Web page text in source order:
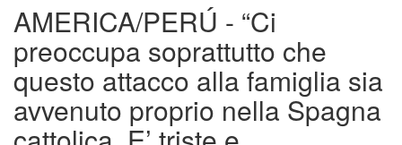
AMERICA/PERÚ - “Ci
preoccupa soprattutto che
questo attacco alla famiglia sia
avvenuto proprio nella Spagna